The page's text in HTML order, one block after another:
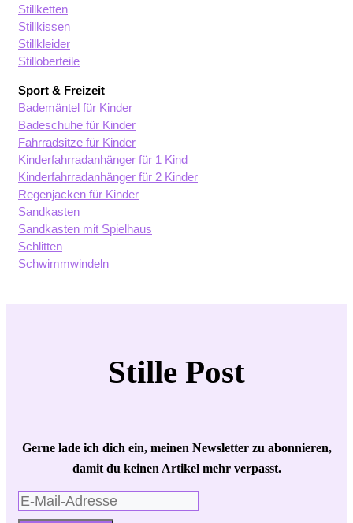
Stillketten
Stillkissen
Stillkleider
Stilloberteile
Sport & Freizeit
Bademäntel für Kinder
Badeschuhe für Kinder
Fahrradsitze für Kinder
Kinderfahrradanhänger für 1 Kind
Kinderfahrradanhänger für 2 Kinder
Regenjacken für Kinder
Sandkasten
Sandkasten mit Spielhaus
Schlitten
Schwimmwindeln
Stille Post
Gerne lade ich dich ein, meinen Newsletter zu abonnieren,
damit du keinen Artikel mehr verpasst.